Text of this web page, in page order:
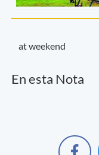
at weekend
En esta Nota